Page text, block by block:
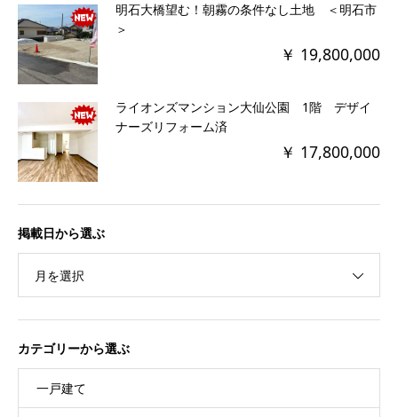
明石大橋望む！朝霧の条件なし土地 ＜明石市
＞
￥ 19,800,000
ライオンズマンション大仙公園 1階 デザイ
ナーズリフォーム済
￥ 17,800,000
掲載日から選ぶ
月を選択
カテゴリーから選ぶ
一戸建て